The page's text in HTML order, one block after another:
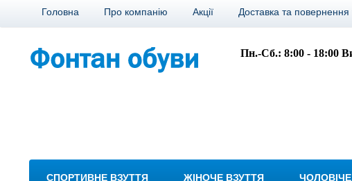
Головна Про компанію Акції Доставка та повернення
Пн.-Сб.: 8:00 - 18:00
СПОРТИВНЕ ВЗУТТЯ ЖІНОЧЕ ВЗУТТЯ